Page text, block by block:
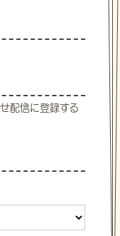
配信に登録する